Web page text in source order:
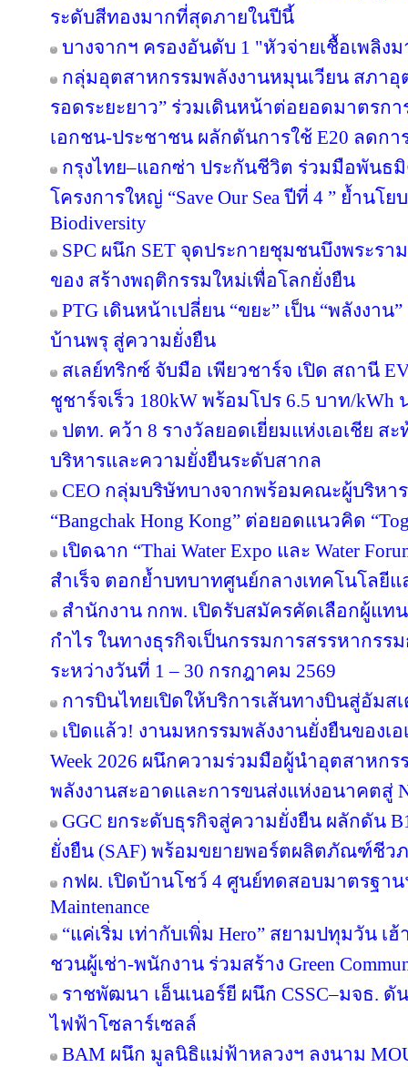
ระดับสีทองมากที่สุดภายในปีนี้
บางจากฯ ครองอันดับ 1 "หัวจ่ายเชื้อเพลิ
กลุ่มอุตสาหกรรมพลังงานหมุนเวียน สภาอุ
รอดระยะยาว” ร่วมเดินหน้าต่อยอดมาตรก
เอกชน-ประชาชน ผลักดันการใช้ E20 ลดกา
กรุงไทย–แอกซ่า ประกันชีวิต ร่วมมือพันธ
โครงการใหญ่ “Save Our Sea ปีที่ 4 ” ย้ำนโ
Biodiversity
SPC ผนึก SET จุดประกายชุมชนบึงพระร
ของ สร้างพฤติกรรมใหม่เพื่อโลกยั่งยืน
PTG เดินหน้าเปลี่ยน “ขยะ” เป็น “พลังง
บ้านพรุ สู่ความยั่งยืน
สเลย์ทริกซ์ จับมือ เพียวชาร์จ เปิด สถานี
ชูชาร์จเร็ว 180kW พร้อมโปร 6.5 บาท/kWh
ปตท. คว้า 8 รางวัลยอดเยี่ยมแห่งเอเชีย
บริหารและความยั่งยืนระดับสากล
CEO กลุ่มบริษัทบางจากพร้อมคณะผู้บริหา
“Bangchak Hong Kong” ต่อยอดแนวคิด
เปิดฉาก “Thai Water Expo และ Water
สำเร็จ ตอกย้ำบทบาทศูนย์กลางเทคโนโล
สำนักงาน กกพ. เปิดรับสมัครคัดเลือกผู้แท
กำไร ในทางธุรกิจเป็นกรรมการสรรหากรร
ระหว่างวันที่ 1 – 30 กรกฎาคม 2569
การบินไทยเปิดให้บริการเส้นทางบินสู่อัมส
เปิดแล้ว! งานมหกรรมพลังงานยั่งยืนของเอเ
Week 2026 ผนึกความร่วมมือผู้นำอุตสาหก
พลังงานสะอาดและการขนส่งแห่งอนาคตสู่
GGC ยกระดับธุรกิจสู่ความยั่งยืน ผลักดัน
ยั่งยืน (SAF) พร้อมขยายพอร์ตผลิตภัณฑ์ชีว
กฟผ. เปิดบ้านโชว์ 4 ศูนย์ทดสอบมาตรฐาน
Maintenance
“แค่เริ่ม เท่ากับเพิ่ม Hero” สยามปทุมวัน เฮ้
ชวนผู้เช่า-พนักงาน ร่วมสร้าง Green
ราชพัฒนา เอ็นเนอร์ยี ผนึก CSSC–มจธ. ดั
ไฟฟ้าโซลาร์เซลล์
BAM ผนึก มูลนิธิแม่ฟ้าหลวงฯ ลงนาม